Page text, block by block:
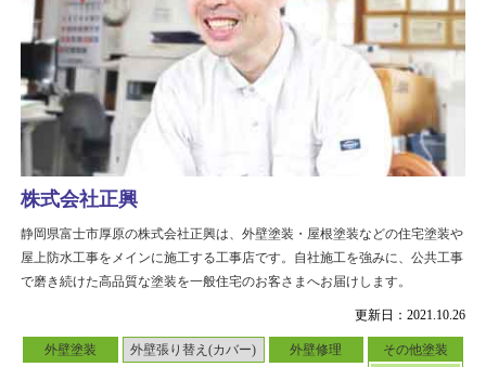
更新日：2021.10.26
外壁塗装 外壁張り替え(カバー) 外壁修理
その他塗装
株式会社正興
静岡県富士市厚原の株式会社正興は、外壁塗装・屋根塗装などの住宅塗装や
屋上防水工事をメインに施工する工事店です。自社施工を強みに、公共工事
で磨き続けた高品質な塗装を一般住宅のお客さまへお届けします。